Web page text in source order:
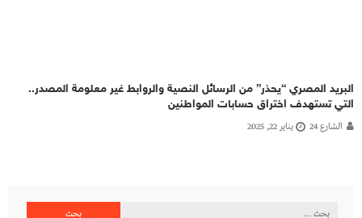
البريد المصري “يحذر” من الرسائل النصية والروابط غير معلومة المصدر..
التي تستهدف اختراق حسابات المواطنين
الشارع 24 يناير 22, 2025
البحث